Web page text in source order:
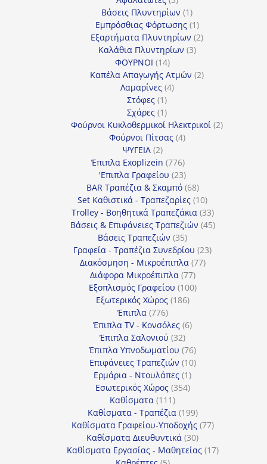
προϊόντα
Βάσεις Πλυντηρίων 11
προϊόν
Εμπρόσθιας Φόρτωσης 11
προϊόν
Εξαρτήματα Πλυντηρίων 22
Καλάθια Πλυντηρίων 33
ΦΟΥΡΝΟΙ 1414
προϊόντα
Καπέλα Απαγωγής Ατμών 22
Λαμαρίνες 44
Στόφες 11
προϊόν
Σχάρες 11
προϊόν
Φούρνοι Κυκλοθερμικοί Ηλεκτρικοί 22
Φούρνοι Πίτσας 44
ΨΥΓΕΙΑ 22
προϊόντα
Έπιπλα Exoplizein 776776
προϊόντα
'Επιπλα Γραφείου 2323
προϊόντα
BAR Τραπέζια & Σκαμπό 6868
προϊόντα
Set Καθιστικά - Τραπεζαρίες 1010
προϊόντα
Trolley - Βοηθητικά Τραπεζάκια 3333
προϊόντα
Βάσεις & Επιφάνειες Τραπεζιών 4545
Βάσεις Τραπεζιών 3535
προϊόντα
Γραφεία - Τραπέζια Συνεδρίου 2323
Διακόσμηση - Μικροέπιπλα 7777
Διάφορα Μικροέπιπλα 7777
προϊόντα
Εξοπλισμός Γραφείου 100100
Εξωτερικός Χώρος 186186
Έπιπλα 776776
προϊόντα
Έπιπλα TV - Κονσόλες 66
Έπιπλα Σαλονιού 3232
προϊόντα
Έπιπλα Υπνοδωματίου 7676
προϊόντα
Επιφάνειες Τραπεζιών 1010
Ερμάρια - Ντουλάπες 11
προϊόν
Εσωτερικός Χώρος 354354
Καθίσματα 111111
προϊόντα
Καθίσματα - Τραπέζια 199199
προϊόντα
Καθίσματα Γραφείου-Υποδοχής 7777
Καθίσματα Διευθυντικά 3030
προϊόντα
Καθίσματα Εργασίας - Μαθητείας 1717